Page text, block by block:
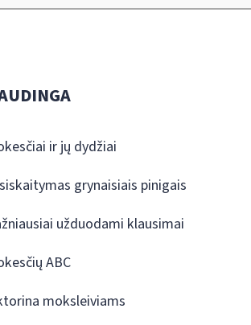
ir jų dydžiai
grynaisiais pinigais
užduodami klausimai
ABC
moksleiviams